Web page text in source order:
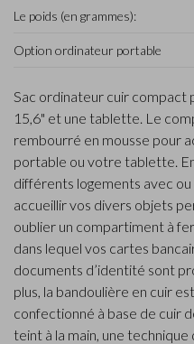
Le poids (en grammes):
Option ordinateur portable
Sac ordinateur cuir compact
15,6" et une tablette. Le
rembourré en mousse pour
portable ou votre tablette.
différents logements avec
accueillir vos divers objets
oublier un compartiment à
dans lequel vos cartes
documents d’identité sont
plus, la bandoulière en cuir
confectionné à base de cuir
teint à la main, une technique